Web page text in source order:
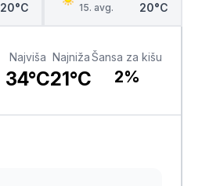
20°C
15. avg.
20°C
Najviša
34°C
Najniža
21°C
Šansa za kišu
2%